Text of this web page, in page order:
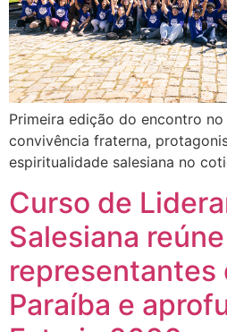
Primeira edição do encontro
convivência fraterna,
espiritualidade salesiana no
Curso de
Salesiana reúne
representantes
Paraíba e